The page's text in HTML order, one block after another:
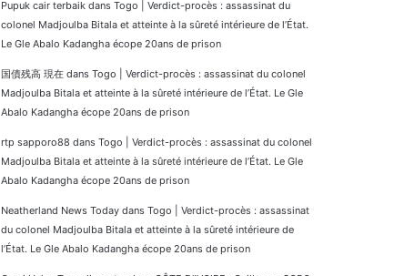
Pupuk cair terbaik dans Togo | Verdict-procès : assassinat du
colonel Madjoulba Bitala et atteinte à la sûreté intérieure de l’État.
Le Gle Abalo Kadangha écope 20ans de prison
国債残高 現在 dans Togo | Verdict-procès : assassinat du colonel
Madjoulba Bitala et atteinte à la sûreté intérieure de l’État. Le Gle
Abalo Kadangha écope 20ans de prison
rtp sapporo88 dans Togo | Verdict-procès : assassinat du colonel
Madjoulba Bitala et atteinte à la sûreté intérieure de l’État. Le Gle
Abalo Kadangha écope 20ans de prison
Neatherland News Today dans Togo | Verdict-procès : assassinat
du colonel Madjoulba Bitala et atteinte à la sûreté intérieure de
l’État. Le Gle Abalo Kadangha écope 20ans de prison